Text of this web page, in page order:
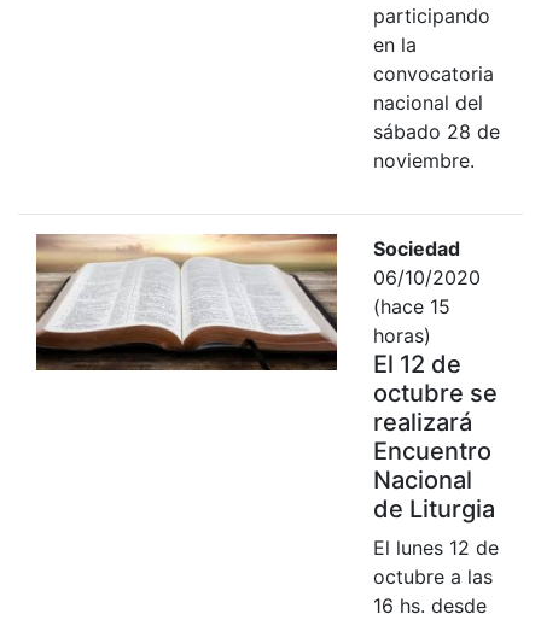
participando
en la
convocatoria
nacional del
sábado 28 de
noviembre.
Sociedad
06/10/2020
(hace 15
horas)
El 12 de
octubre se
realizará
Encuentro
Nacional
de Liturgia
El lunes 12 de
octubre a las
16 hs. desde